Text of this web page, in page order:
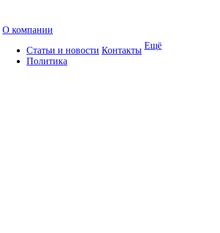
О компании
Статьи и новости
Политика
Контакты Ещё